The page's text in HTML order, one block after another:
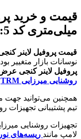
میلی‌متری کد 5:
قیمت پروفیل لاینر کنجی عرض 69
نوسانات بازار متغییر
پروفیل لاینر کنجی عرض 69 میلی‌متری کد
روشنایی میرزایی TRM
همچنین می‌توانید جهت
تیم پشتیبانی تجهیزات
تجهیزات روشنایی
لامپ مانند ریسه‌های